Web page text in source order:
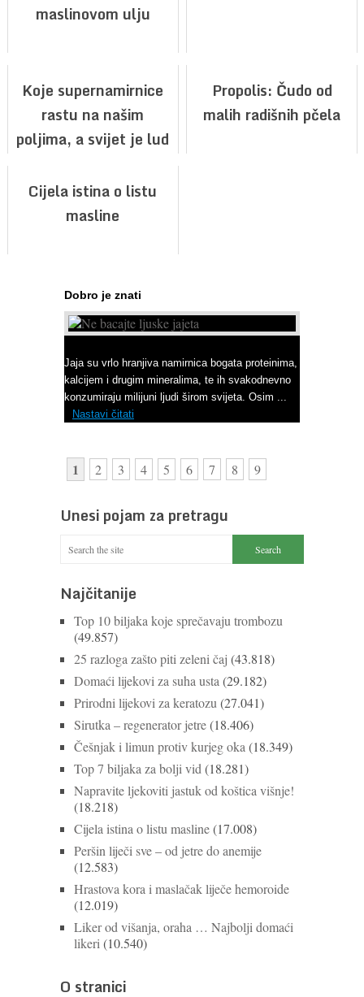
maslinovom ulju
Koje supernamirnice
rastu na našim
poljima, a svijet je lud
Propolis: Čudo od
malih radišnih pčela
Cijela istina o listu
masline
Dobro je znati
Jaja su vrlo hranjiva namirnica bogata proteinima,
kalcijem i drugim mineralima, te ih svakodnevno
konzumiraju milijuni ljudi širom svijeta. Osim ...
Nastavi čitati
1 2 3 4 5 6 7 8 9
Unesi pojam za pretragu
Najčitanije
Top 10 biljaka koje sprečavaju trombozu
(49.857)
25 razloga zašto piti zeleni čaj (43.818)
Domaći lijekovi za suha usta (29.182)
Prirodni lijekovi za keratozu (27.041)
Sirutka – regenerator jetre(18.406)
Češnjak i limun protiv kurjeg oka (18.349)
Top 7 biljaka za bolji vid (18.281)
Napravite ljekoviti jastuk od koštica višnje!
(18.218)
Cijela istina o listu masline(17.008)
Peršin liječi sve – od jetre do anemije
(12.583)
Hrastova kora i maslačak liječe hemoroide
(12.019)
Liker od višanja, oraha … Najbolji domaći
likeri (10.540)
O stranici